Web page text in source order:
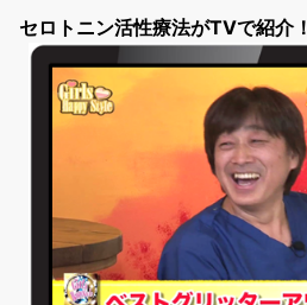
セロトニン活性療法がTVで紹介！